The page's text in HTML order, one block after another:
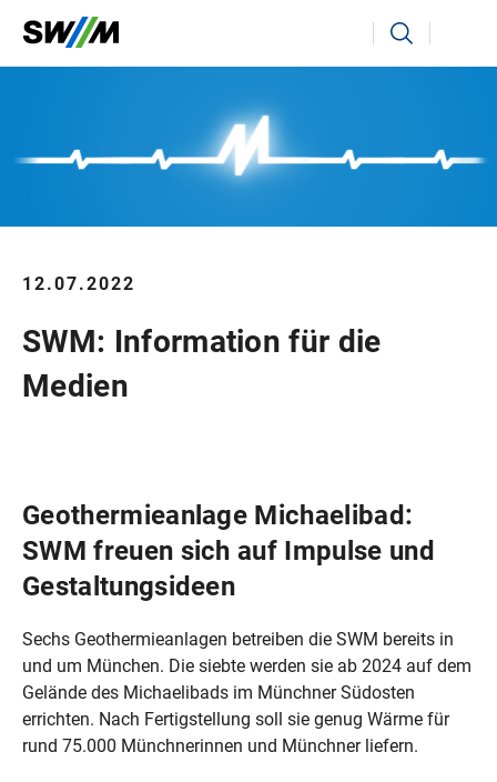
Ihr Suchbegriff Suchen
12.07.2022
SWM: Information für die
Medien
Geothermieanlage Michaelibad:
SWM freuen sich auf Impulse und
Gestaltungsideen
Sechs Geothermieanlagen betreiben die SWM bereits in
und um München. Die siebte werden sie ab 2024 auf dem
Gelände des Michaelibads im Münchner Südosten
errichten. Nach Fertigstellung soll sie genug Wärme für
rund 75.000 Münchnerinnen und Münchner liefern.